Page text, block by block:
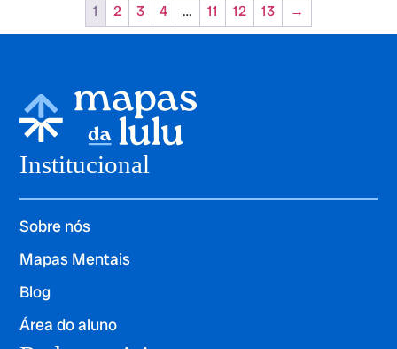
1 2 3 4 … 11 12 13 →
Institucional
Sobre nós
Mapas Mentais
Blog
Área do aluno